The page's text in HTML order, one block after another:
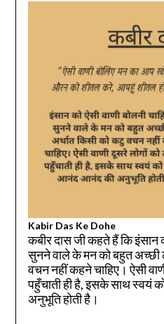
Kabir Das Ke Dohe
कबीर दास जी कहते हैं कि इंसान
सुनने वाले के मन को बहुत अच्छी
वचन नहीं कहने चाहिए। ऐसी
पहुँचाती ही है, इसके साथ स्वयं
अनुभूति होती है।